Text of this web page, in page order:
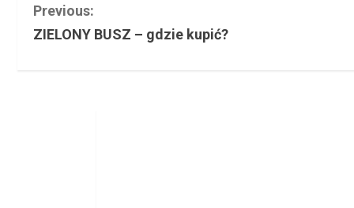
C
o
Previous:
ZIELONY BUSZ – gdzie kupić?